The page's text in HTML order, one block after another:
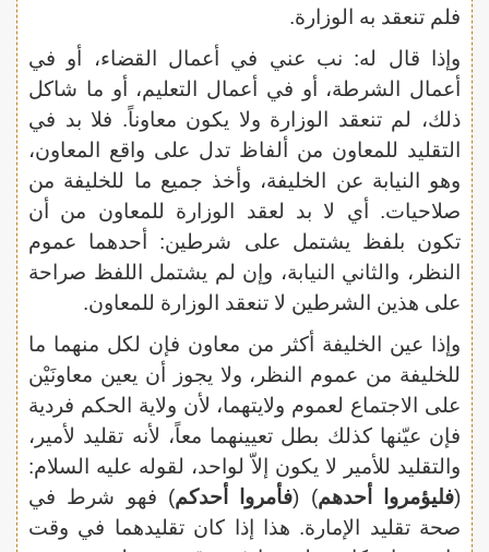
فلم تنعقد به الوزارة.
وإذا قال له: نب عني في أعمال القضاء، أو في
أعمال الشرطة، أو في أعمال التعليم، أو ما شاكل
ذلك، لم تنعقد الوزارة ولا يكون معاوناً. فلا بد في
التقليد للمعاون من ألفاظ تدل على واقع المعاون،
وهو النيابة عن الخليفة، وأخذ جميع ما للخليفة من
صلاحيات. أي لا بد لعقد الوزارة للمعاون من أن
تكون بلفظ يشتمل على شرطين: أحدهما عموم
النظر، والثاني النيابة، وإن لم يشتمل اللفظ صراحة
على هذين الشرطين لا تنعقد الوزارة للمعاون.
وإذا عين الخليفة أكثر من معاون فإن لكل منهما ما
للخليفة من عموم النظر، ولا يجوز أن يعين معاونَيْن
على الاجتماع لعموم ولايتهما، لأن ولاية الحكم فردية
فإن عيّنها كذلك بطل تعيينهما معاً، لأنه تقليد لأمير،
والتقليد للأمير لا يكون إلاّ لواحد، لقوله عليه السلام:
(فليؤمروا أحدهم) (فأمروا أحدكم) فهو شرط في
صحة تقليد الإمارة. هذا إذا كان تقليدهما في وقت